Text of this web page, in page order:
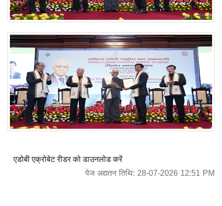
एडोबी एक्रोबेट रीडर को डाउनलोड करें
पेज अद्यतन तिथि: 28-07-2026 12:51 PM